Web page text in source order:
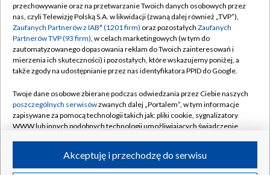
Abonament TVP
Emisja w TVP
Centrum informacji TVP
Naziemna Telewizja Cyfrowa
Rada Programowa
System NOS
Informacje o nadawcy
Program dla prasy
Regulamin TVP
Polityka prywatności
Moje zgody
Pomoc
Kontakt
Kanały
©2026 Telewizja Polska S.A. w likwidacji
przechowywanie oraz na przetwarzanie Twoich danych osobowych przez
nas, czyli Telewizję Polską S.A. w likwidacji (zwaną dalej również „TVP”),
Zaufanych Partnerów z IAB* (1201 firm) oraz pozostałych Zaufanych
Partnerów TVP (93 firm), w celach marketingowych (w tym do
zautomatyzowanego dopasowania reklam do Twoich zainteresowań i
mierzenia ich skuteczności) i pozostałych, które wskazujemy poniżej, a
także zgody na udostępnianie przez nas identyfikatora PPID do Google.
Twoje dane osobowe zbierane podczas odwiedzania przez Ciebie naszych
poszczególnych serwisówzwanych dalej „Portalem”, w tym informacje
zapisywane za pomocą technologii takich jak: pliki cookie, sygnalizatory
WWW lub innych podobnych technologii umożliwiających świadczenie
ruchu w Internecie.Akceptuję i przechodzę do serwisu